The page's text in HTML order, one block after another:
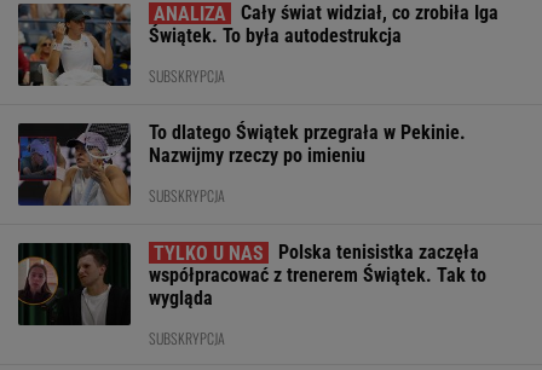
Cały świat widział, co zrobiła Iga
Świątek. To była autodestrukcja
SUBSKRYPCJA
To dlatego Świątek przegrała w Pekinie.
Nazwijmy rzeczy po imieniu
SUBSKRYPCJA
Polska tenisistka zaczęła
współpracować z trenerem Świątek. Tak to
wygląda
SUBSKRYPCJA